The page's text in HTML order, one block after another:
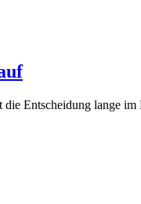
Entscheidung lange